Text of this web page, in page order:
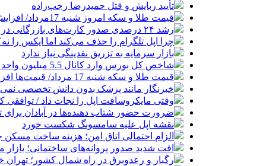
تأیید ربایش و قتل حمیدرضا رجب‌زاده
قیمت طلا و سکه امروز شنبه 17مرداد/ افزایش همه قیمت ها + جدول و جزئیات
رشد ۲۴ درصدی صدور کارت‌های بازرگانی در گرگان
چرا اپل تلگرام را حذف می‌کند اما ایکس را
بازار سرمایه به تزریق نقدینگی نیاز ندارد
شاخص کل بورس وارد کانال 5.5 میلیون واحد شد
قیمت طلا و سکه شنبه 17 مرداد/ قیمت‌ها افزایشی
خبرنگار مانند پزشک بدون دانش تخصصی
وقتی مایکروسافت اپل را نجات داد /
ضرورت حضور شتاب ‌دهنده‌ها در آبادان
نقشه اپل علیه سامسونگ شکست خورد
الزام احتمالی اتاق امن؛ هزینه ساخت مسکن
افت شدید صدور پروانه‌های ساختمانی؛
رگبار و رعدوبرق در راه شمال کشور؛